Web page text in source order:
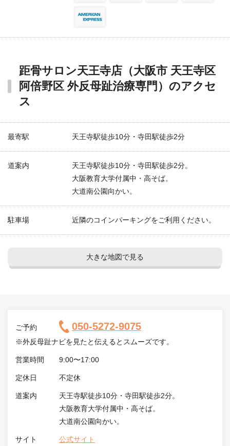
距骨サロン天王寺店（大阪市 天王寺区
阿倍野区 外反母趾治療専門）のアクセ
ス
最寄駅 天王寺駅徒歩10分・寺田駅徒歩2分
道案内
天王寺駅徒歩10分・寺田駅徒歩2分。
大阪教育大学付属中・高そば。
大道南公園向かい。
駐車場 近隣のコインパーキングをご利用ください。
大きな地図で見る
ご予約 050-5272-9075
※外反母趾ナビを見たと伝えるとスムーズです。
営業時間 9:00〜17:00
定休日 不定休
道案内
天王寺駅徒歩10分・寺田駅徒歩2分。
大阪教育大学付属中・高そば。
大道南公園向かい。
サイト 公式サイト